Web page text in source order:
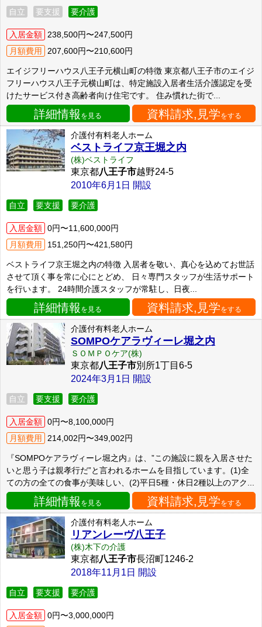
自立 要支援 要介護
入居金額
238,500円〜247,500円
月額費用
207,600円〜210,600円
エイジフリーハウス八王子元横山町の特徴 東京都八王子市のエイジ
フリーハウス八王子元横山町は、特定施設入居者生活介護認定を受
けたサービス付き高齢者向け住宅です。 住み慣れた街で...
詳細情報 を見る 資料請求,見学をする
介護付有料老人ホーム
ベストライフ京王堀之内
(株)ベストライフ
東京都八王子市越野24-5
2010年6月1日 開設
自立 要支援 要介護
入居金額 0円〜11,600,000円
月額費用
151,250円〜421,580円
ベストライフ京王堀之内の特徴 入居者を敬い、真心を込めてお世話
させて頂く事を常に心にとどめ、 日々専門スタッフが生活サポート
を行います。 24時間介護スタッフが常駐し、日夜...
詳細情報 を見る 資料請求,見学をする
介護付有料老人ホーム
SOMPOケアラヴィーレ堀之内
ＳＯＭＰＯケア(株)
東京都八王子市別所1丁目6-5
2024年3月1日 開設
自立 要支援 要介護
入居金額 0円〜8,100,000円
月額費用
214,002円〜349,002円
『SOMPOケアラヴィーレ堀之内』は、”この施設に親を入居させた
いと思う子は親孝行だ”と言われるホームを目指しています。(1)全
ての方の全ての食事が美味しい、(2)平日5種・休日2種以上のアク...
詳細情報 を見る 資料請求,見学をする
介護付有料老人ホーム
リアンレーヴ八王子
(株)木下の介護
東京都八王子市長沼町1246-2
2018年11月1日 開設
自立 要支援 要介護
入居金額 0円〜3,000,000円